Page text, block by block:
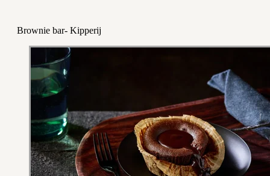
Brownie bar- Kipperij